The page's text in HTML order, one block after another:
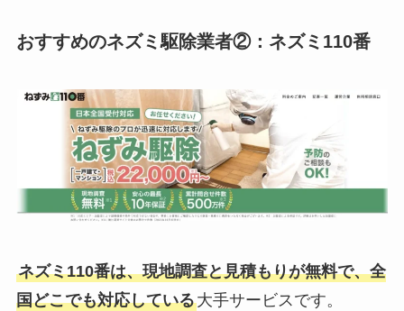
おすすめのネズミ駆除業者②：ネズミ110番
ネズミ110番は、現地調査と見積もりが無料で、全
国どこでも対応している大手サービスです。